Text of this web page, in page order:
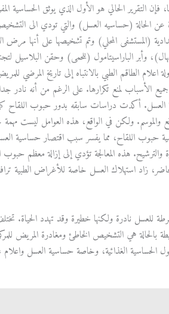
فإن التقرير الحالي هو الأول الذي يوثق الحساسية
عن الحالة (حساسيه العسل) والتي تودي الى
(المستشفى المحلي) وتم تشخيصها على أنها مرض
وأبر الباراسيتامول (للحمى) وحقن البلاسيل
اعلام الطاقم الطبي بالانتباه إلى تاريخ
جميع الأسباب لمنع تكرارها. على الرغم من أنه
أكدت دراسات سابقه بدور حبوب اللقاح
والموسم. ولكن في الواقع، هذه العوامل ليست
حبوب اللقاح، مما يفسر سبب اقتصار حساسية
والترشيح. هذه المعالجة تؤدي إلى إزالة معظم
زاد استهلاك العسل خاصة للأغراض الطبية
بالحالة هي التشخيص الخاطئ ومغادرة المريض
الحساسية الغذائية، وخاصة حساسية العسل واعلام